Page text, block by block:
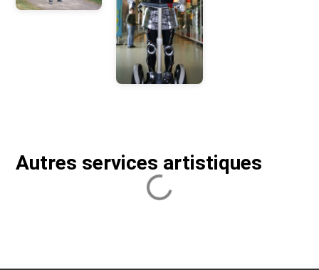
Autres services artistiques